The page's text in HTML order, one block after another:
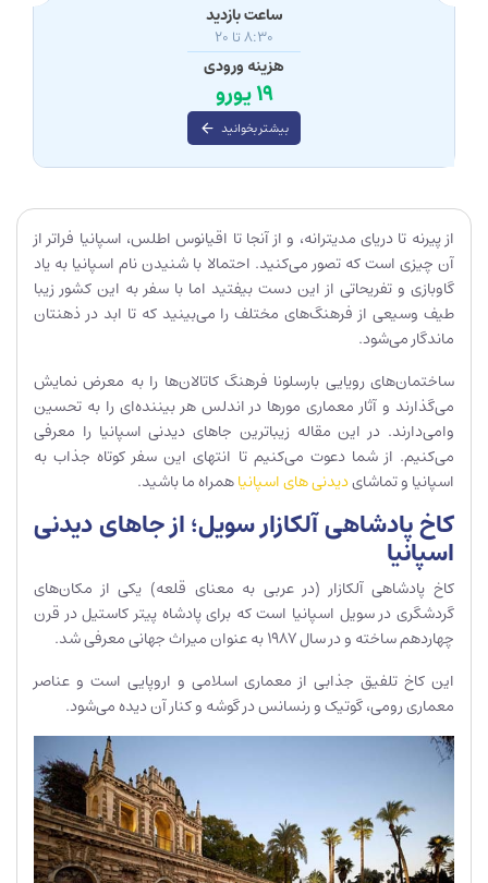
ساعت بازدید
8:30 تا 20
هزینه ورودی
19 یورو
بیشتر بخوانید
از پیرنه تا دریای مدیترانه، و از آنجا تا اقیانوس اطلس، اسپانیا فراتر از
آن چیزی است که تصور می‌کنید. احتمالا با شنیدن نام اسپانیا به یاد
گاوبازی و تفریحاتی از این دست بیفتید اما با سفر به این کشور زیبا
طیف وسیعی از فرهنگ‌های مختلف را می‌بینید که تا ابد در ذهنتان
ماندگار می‌شود.
ساختمان‌های رویایی بارسلونا فرهنگ کاتالان‌ها را به معرض نمایش
می‌گذارند و آثار معماری مورها در اندلس هر بیننده‌ای را به تحسین
وامی‌دارند. در این مقاله زیباترین جاهای دیدنی اسپانیا را معرفی
می‌کنیم. از شما دعوت می‌کنیم تا انتهای این سفر کوتاه جذاب به
اسپانیا و تماشایدیدنی های اسپانیاهمراه ما باشید.
کاخ پادشاهی آلکازار سویل؛ از جاهای دیدنی
اسپانیا
کاخ پادشاهی آلکازار (در عربی به معنای قلعه) یکی از مکان‌های
گردشگری در سویل اسپانیا است که برای پادشاه پیتر کاستیل در قرن
چهاردهم ساخته و در سال 1987 به عنوان میراث جهانی معرفی شد.
این کاخ تلفیق جذابی از معماری اسلامی و اروپایی است و عناصر
معماری رومی، گوتیک و رنسانس در گوشه و کنار آن دیده می‌شود.